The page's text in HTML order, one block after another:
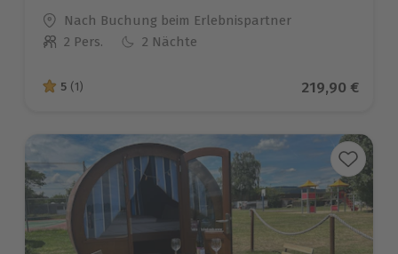
Standort
Nach Buchung beim Erlebnispartner
Anzahl der Teilnehmer
2 Pers. 2 Nächte
5 von 5 Sternen basierend auf 1 Bewertungen
5 (1) Aktueller
219,90 €